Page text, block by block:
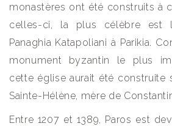
monastères ont été construits à
celles-ci, la plus célèbre est
Panaghia Katapoliani à Parikia.
monument byzantin le plus
cette église aurait été construite
Sainte-Hélène, mère de
Entre 1207 et 1389, Paros est